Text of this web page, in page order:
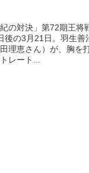
の対決」第72期王将
後の3月21日。羽生善
理恵さん）が、胸を
レート...